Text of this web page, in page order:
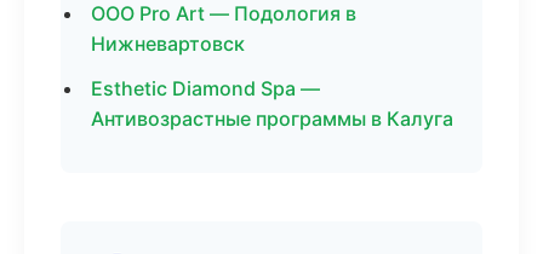
ООО Pro Art — Подология в
Нижневартовск
Esthetic Diamond Spa —
Антивозрастные программы в Калуга